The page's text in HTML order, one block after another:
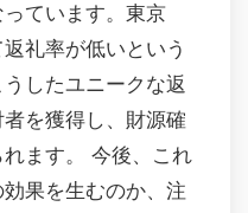
ています。東京
礼率が低いという
したユニークな返
を獲得し、財源確
ます。 今後、これ
果を生むのか、注